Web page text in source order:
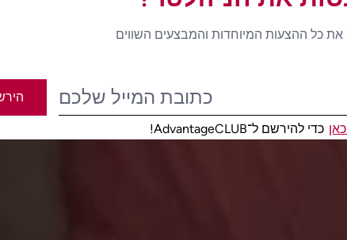
את כל ההצעות המיוחדות והמבצעים השווים
כדי להירשם ל־AdvantageCLUB!